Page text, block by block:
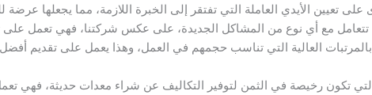
تعيين الأيدي العاملة التي تفتقر إلى الخبرة اللازمة، مما يجعلها عرضة
تتعامل مع أي نوع من المشاكل الجديدة، على عكس شركتنا، فهي تعمل
العالية التي تناسب حجمهم في العمل، وهذا يعمل على تقديم
تكون رخيصة في الثمن لتوفير التكاليف عن شراء معدات حديثة، فهي